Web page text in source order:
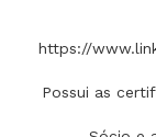
https://
Possui as